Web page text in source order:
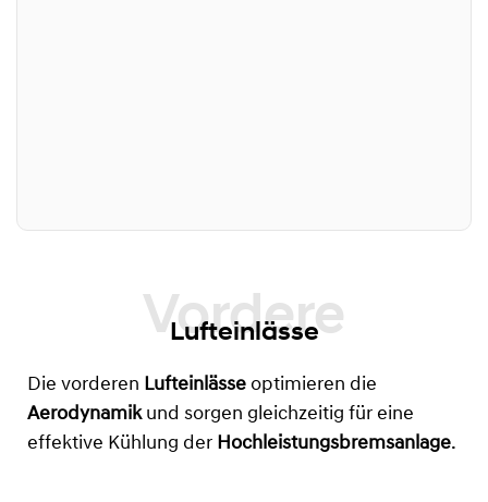
Lufteinlässe
Die vorderen Lufteinlässe optimieren die
Aerodynamikund sorgen gleichzeitig für eine
effektive Kühlung der Hochleistungsbremsanlage.